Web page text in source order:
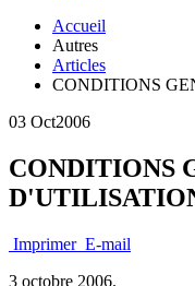
Accueil
Autres
Articles
CONDITIONS
03 Oct2006
CONDITIONS
Imprimer E-mail
3 octobre 2006.